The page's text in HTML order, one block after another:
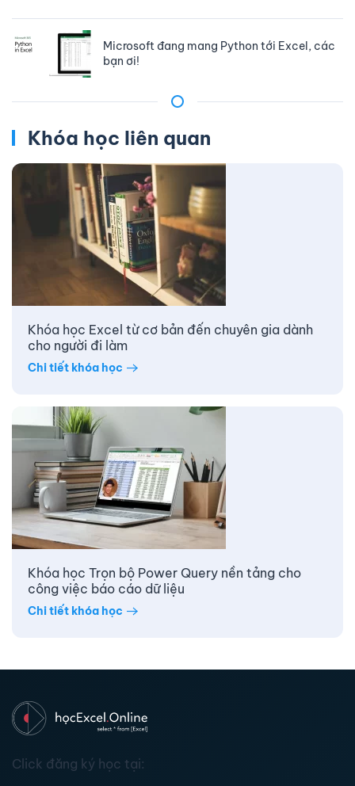
Microsoft đang mang Python tới Excel, các
bạn ơi!
Khóa học liên quan
Khóa học Excel từ cơ bản đến chuyên gia dành
cho người đi làm
Chi tiết khóa học
Khóa học Trọn bộ Power Query nền tảng cho
công việc báo cáo dữ liệu
Chi tiết khóa học
Click đăng ký học tại: